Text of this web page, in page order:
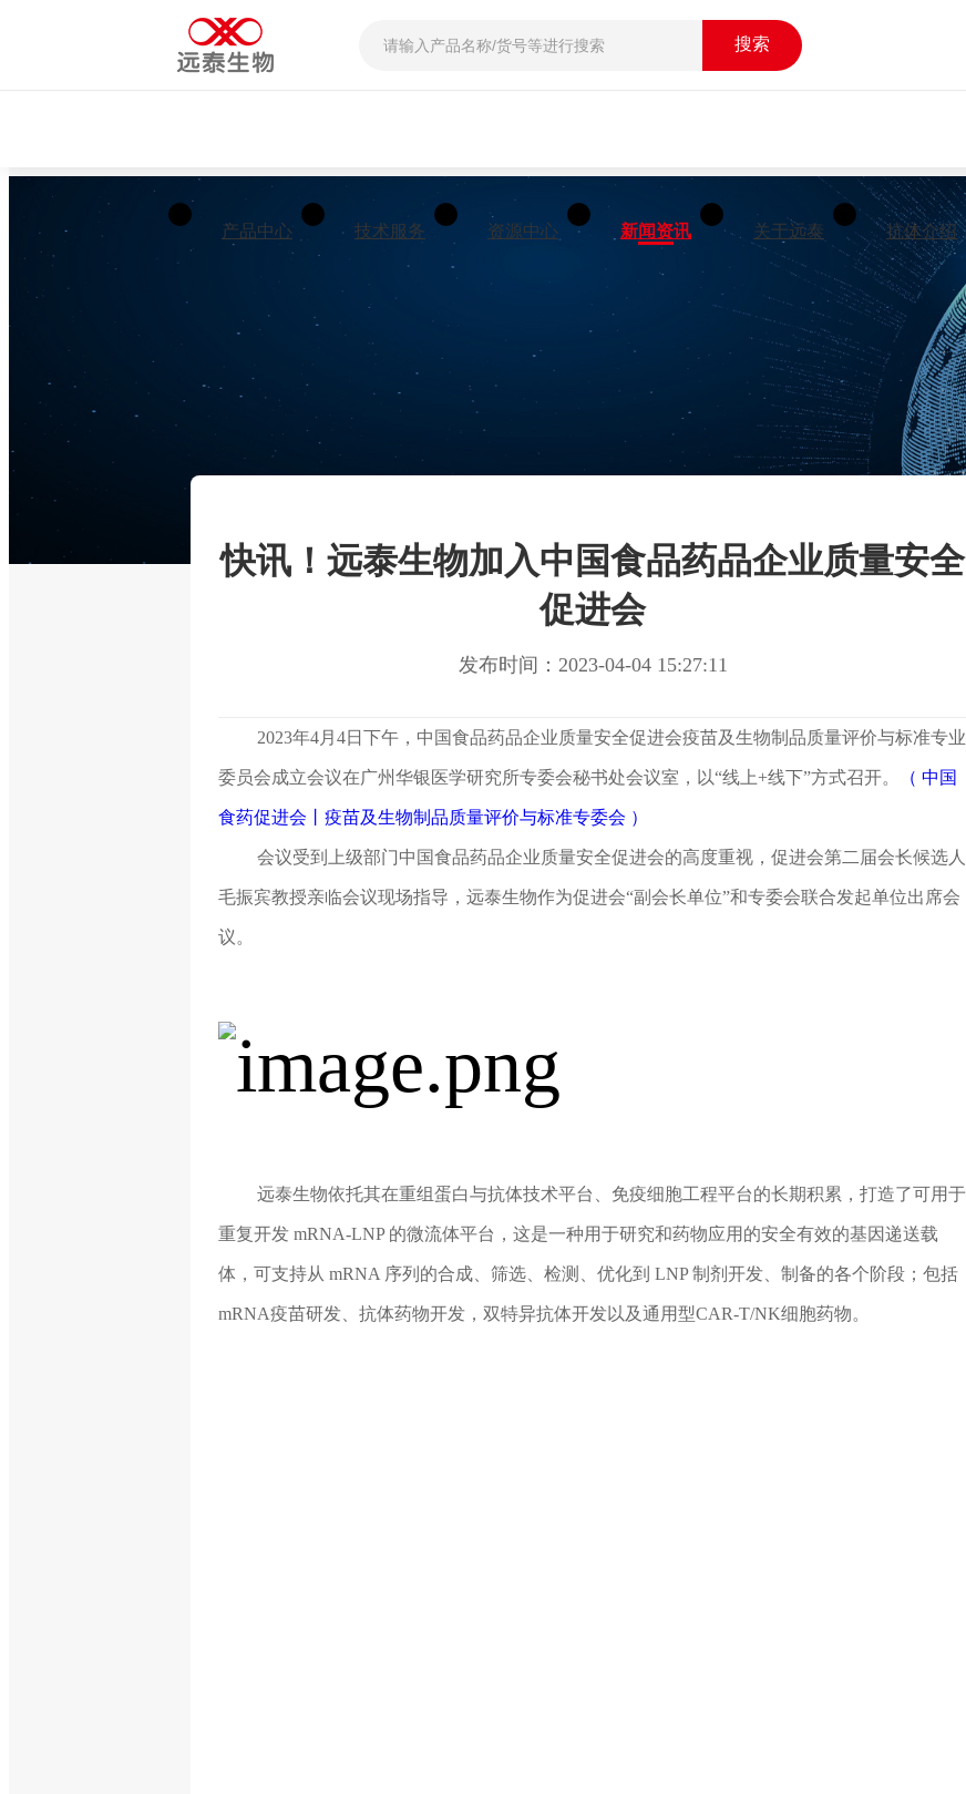
搜索
产品中心 技术服务 资源中心 新闻资讯 关于远泰 抗体介绍
快讯！远泰生物加入中国食品药品企业质量安全
促进会
发布时间：2023-04-04 15:27:11
2023年4月4日下午，中国食品药品企业质量安全促进会疫苗及生物制品质量评价与标准专业
委员会成立会议在广州华银医学研究所专委会秘书处会议室，以“线上+线下”方式召开。 （ 中国
食药促进会丨疫苗及生物制品质量评价与标准专委会 ）
会议受到上级部门中国食品药品企业质量安全促进会的高度重视，促进会第二届会长候选人
毛振宾教授亲临会议现场指导，远泰生物作为促进会“副会长单位”和专委会联合发起单位出席会
议。
远泰生物依托其在重组蛋白与抗体技术平台、免疫细胞工程平台的长期积累，打造了可用于
重复开发 mRNA-LNP 的微流体平台，这是一种用于研究和药物应用的安全有效的基因递送载
体，可支持从 mRNA 序列的合成、筛选、检测、优化到 LNP 制剂开发、制备的各个阶段；包括
mRNA疫苗研发、抗体药物开发，双特异抗体开发以及通用型CAR-T/NK细胞药物。